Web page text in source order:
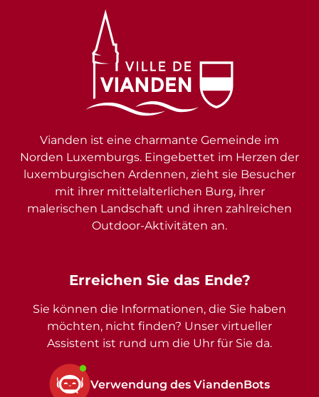
Erreichen Sie das Ende?
Sie können die Informationen, die Sie haben
möchten, nicht finden? Unser virtueller
Assistent ist rund um die Uhr für Sie da.
Verwendung des ViandenBots
Vianden ist eine charmante Gemeinde im
Norden Luxemburgs. Eingebettet im Herzen der
luxemburgischen Ardennen, zieht sie Besucher
mit ihrer mittelalterlichen Burg, ihrer
malerischen Landschaft und ihren zahlreichen
Outdoor-Aktivitäten an.